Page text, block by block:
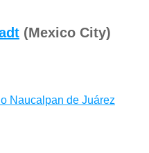
(Mexico City)
Naucalpan de Juárez